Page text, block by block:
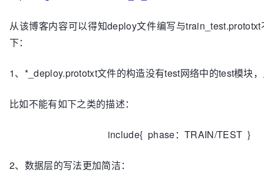
从该博客内容可以得知deploy文件编写与
下：
1、*_deploy.prototxt文件的构造没有test网络中的test模块
比如不能有如下之类的描述：
include{ phase：TRAIN/TEST }
2、数据层的写法更加简洁：